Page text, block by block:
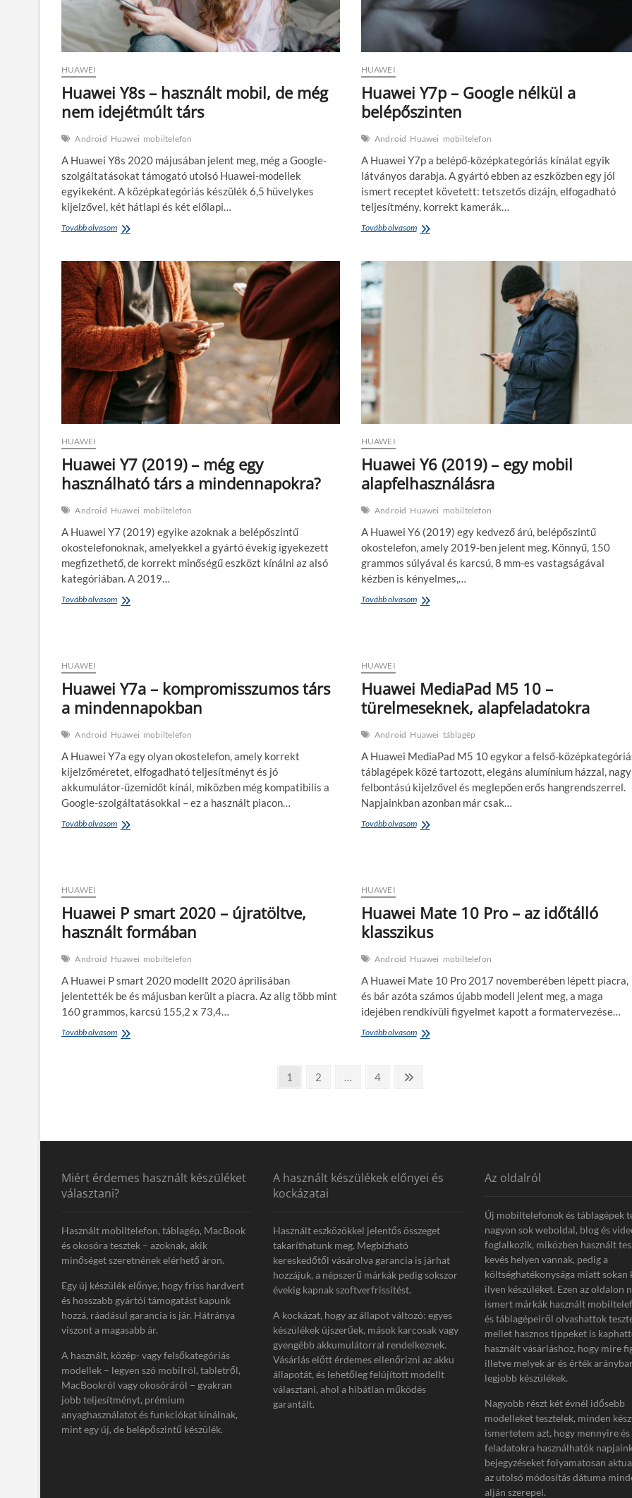
HUAWEI
Huawei Y8s – használt mobil, de még
nem idejétmúlt társ
Android Huawei mobiltelefon
A Huawei Y8s 2020 májusában jelent meg, még a Google-
szolgáltatásokat támogató utolsó Huawei-modellek
egyikeként. A középkategóriás készülék 6,5 hüvelykes
kijelzővel, két hátlapi és két előlapi…
Tovább olvasomHuawei
használt
mobil,
de
még
nem
idejétmúlt
társ
HUAWEI
Huawei Y7p – Google nélkül a
belépőszinten
Android Huawei mobiltelefon
A Huawei Y7p a belépő-középkategóriás kínálat egyik
látványos darabja. A gyártó ebben az eszközben egy jól
ismert receptet követett: tetszetős dizájn, elfogadható
teljesítmény, korrekt kamerák…
Tovább olvasomHuawei
HUAWEI
Huawei Y7 (2019) – még egy
használható társ a mindennapokra?
Android Huawei mobiltelefon
A Huawei Y7 (2019) egyike azoknak a belépőszintű
okostelefonoknak, amelyekkel a gyártó évekig igyekezett
megfizethető, de korrekt minőségű eszközt kínálni az alsó
kategóriában. A 2019…
Tovább olvasomHuawei
társ
mindennapokra?
HUAWEI
Huawei Y6 (2019) – egy mobil
alapfelhasználásra
Android Huawei mobiltelefon
A Huawei Y6 (2019) egy kedvező árú, belépőszintű
okostelefon, amely 2019-ben jelent meg. Könnyű, 150
grammos súlyával és karcsú, 8 mm-es vastagságával
kézben is kényelmes,…
Tovább olvasomHuawei
HUAWEI
Huawei Y7a – kompromisszumos társ
a mindennapokban
Android Huawei mobiltelefon
A Huawei Y7a egy olyan okostelefon, amely korrekt
kijelzőméretet, elfogadható teljesítményt és jó
akkumulátor-üzemidőt kínál, miközben még kompatibilis a
Google-szolgáltatásokkal – ez a használt piacon…
Tovább olvasomHuawei
HUAWEI
Huawei MediaPad M5 10 –
türelmeseknek, alapfeladatokra
Android Huawei táblagép
A Huawei MediaPad M5 10 egykor a felső-
táblagépek közé tartozott, elegáns alumínium házzal, nagy
felbontású kijelzővel és meglepően erős hangrendszerrel.
Napjainkban azonban már csak…
Tovább olvasomHuawei
HUAWEI
Huawei P smart 2020 – újratöltve,
használt formában
Android Huawei mobiltelefon
A Huawei P smart 2020 modellt 2020 áprilisában
jelentették be és májusban került a piacra. Az alig több mint
160 grammos, karcsú 155,2 x 73,4…
Tovább olvasomHuawei
HUAWEI
Huawei Mate 10 Pro – az időtálló
klasszikus
Android Huawei mobiltelefon
A Huawei Mate 10 Pro 2017 novemberében lépett piacra,
és bár azóta számos újabb modell jelent meg, a maga
idejében rendkívüli figyelmet kapott a formatervezése…
Tovább olvasomHuawei
Page
1 Page
2 … Page
4
Miért érdemes használt készüléket
választani?
Használt mobiltelefon, táblagép, MacBook
és okosóra tesztek – azoknak, akik
minőséget szeretnének elérhető áron.
Egy új készülék előnye, hogy friss hardvert
és hosszabb gyártói támogatást kapunk
hozzá, ráadásul garancia is jár. Hátránya
viszont a magasabb ár.
A használt, közép- vagy felsőkategóriás
modellek – legyen szó mobilról, tabletről,
MacBookról vagy okosóráról – gyakran
jobb teljesítményt, prémium
anyaghasználatot és funkciókat kínálnak,
mint egy új, de belépőszintű készülék.
A használt készülékek előnyei és
kockázatai
Használt eszközökkel jelentős összeget
takaríthatunk meg. Megbízható
kereskedőtől vásárolva garancia is járhat
hozzájuk, a népszerű márkák pedig sokszor
évekig kapnak szoftverfrissítést.
A kockázat, hogy az állapot változó: egyes
készülékek újszerűek, mások karcosak vagy
gyengébb akkumulátorral rendelkeznek.
Vásárlás előtt érdemes ellenőrizni az akku
állapotát, és lehetőleg felújított modellt
választani, ahol a hibátlan működés
garantált.
Az oldalról
Új mobiltelefonok és táblagépek
nagyon sok weboldal, blog és
foglalkozik, miközben használt
kevés helyen vannak, pedig a
költséghatékonysága miatt sokan
ilyen készüléket. Ezen az oldalon
ismert márkák használt
és táblagépeiről olvashattok
mellet hasznos tippeket is
használt vásárláshoz, hogy mire
illetve melyek ár és érték
legjobb készülékek.
Nagyobb részt két évnél idősebb
modelleket tesztelek, minden
ismertetem azt, hogy mennyire
feladatokra használhatók
bejegyzéseket folyamatosan
az utolsó módosítás dátuma
alján szerepel.